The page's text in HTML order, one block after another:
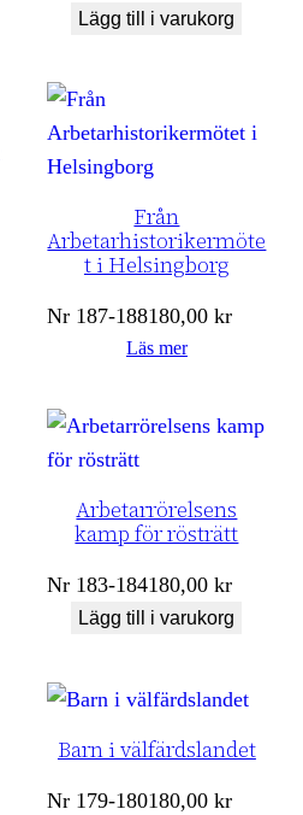
Lägg till i varukorg
Från
Arbetarhistorikermöte
t i Helsingborg
Nr 187-188180,00kr
Läs mer
Arbetarrörelsens
kamp för rösträtt
Nr 183-184180,00kr
Lägg till i varukorg
Barn i välfärdslandet
Nr 179-180180,00kr